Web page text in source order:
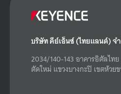
บริษัท คีย์เอ็นซ์ (ไทยแลนด์) จ
2034/140-143 อาคารอิตัลไท
ตัดใหม่ แขวงบางกะปิ เขตห้วย